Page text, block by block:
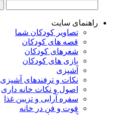
راهنمای سایت
تصاویر کودکان شما
قصه های کودکان
شعرهای کودکان
بازی های کودکان
آشپزی
نکات و ترفندهای آشپزی
اصول و نکات خانه داری
سفره آرایی و تزیین غذا
فوت و فن در خانه